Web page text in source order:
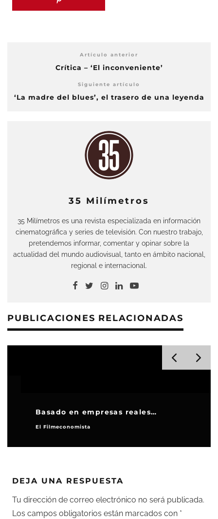
Artículo anterior
Crítica – ‘El inconveniente’
Siguiente artículo
‘La madre del blues’, el trasero de una leyenda
35 Milímetros
35 Milímetros es una revista especializada en información
cinematográfica y series de televisión. Con nuestro trabajo,
pretendemos informar, comentar y opinar sobre la
actualidad del mundo audiovisual, tanto en ámbito nacional,
regional e internacional.
PUBLICACIONES RELACIONADAS
Basado en empresas reales…
El Filmeconomista
DEJA UNA RESPUESTA
Tu dirección de correo electrónico no será publicada.
Los campos obligatorios están marcados con *